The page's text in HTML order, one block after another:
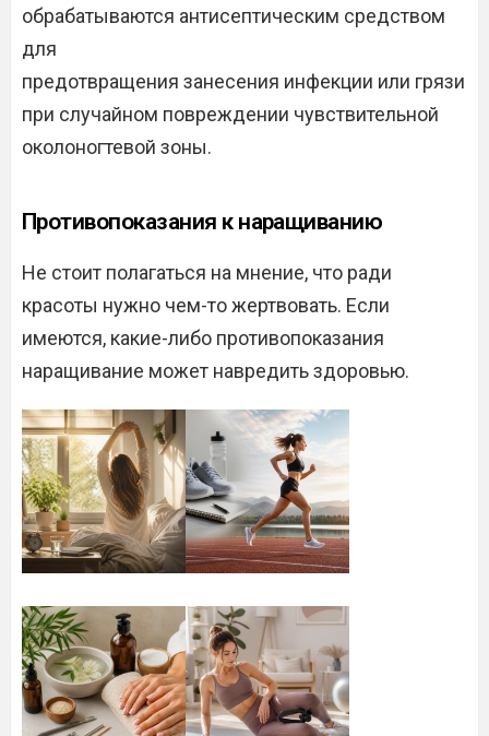
обрабатываются антисептическим средством
для
предотвращения занесения инфекции или грязи
при случайном повреждении чувствительной
околоногтевой зоны.
Противопоказания к наращиванию
Не стоит полагаться на мнение, что ради
красоты нужно чем-то жертвовать. Если
имеются, какие-либо противопоказания
наращивание может навредить здоровью.